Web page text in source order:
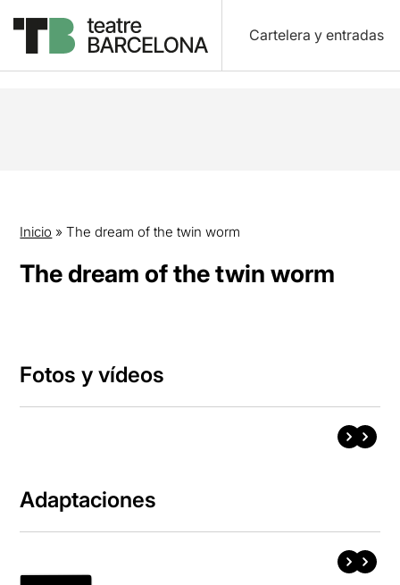
Cartelera y entradas
Inicio »The dream of the twin worm
The dream of the twin worm
Fotos y vídeos
Adaptaciones